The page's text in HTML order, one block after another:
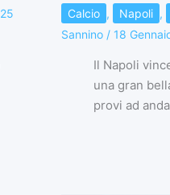
25
Calcio , Napoli ,
Sannino / 18
Il Napoli
una gran
provi ad